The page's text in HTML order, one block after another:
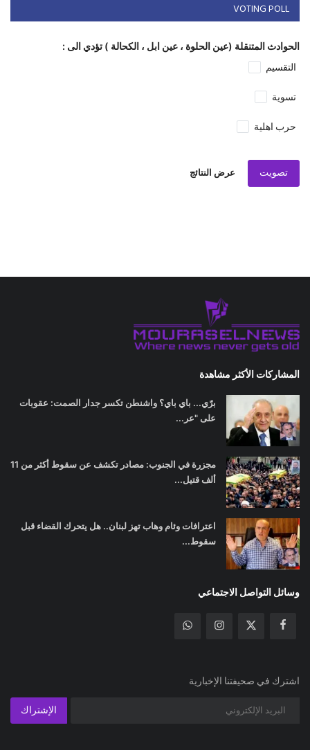
VOTING POLL
الحوادث المتنقلة (عين الحلوة ، عين ابل ، الكحالة ) تؤدي الى :
التقسيم
تسوية
حرب اهلية
تصويت عرض النتائج
المشاركات الأكثر مشاهدة
برّي... باي باي؟ واشنطن تكسر جدار الصمت: عقوبات
على "عر...
مجزرة في الجنوب: مصادر تكشف عن سقوط أكثر من 11
ألف قتيل...
اعترافات وئام وهاب تهز لبنان.. هل يتحرك القضاء قبل
سقوط...
وسائل التواصل الاجتماعي
اشترك في صحيفتنا الإخبارية
الإشتراك